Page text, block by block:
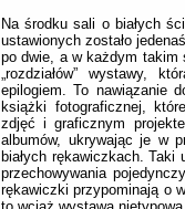
Na środku sali o białych
ustawionych zostało
po dwie, a w każdym takim
„rozdziałów” wystawy,
epilogiem. To nawiązanie
książki fotograficznej,
zdjęć i graficznym
albumów, ukrywając je w
białych rękawiczkach.
przechowywania
rękawiczki przypominają o